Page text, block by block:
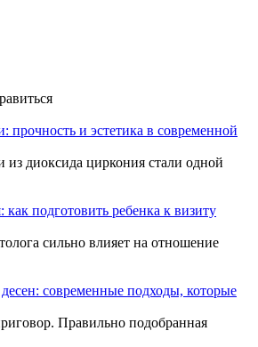
прочность и эстетика в современной
диоксида циркония стали одной
как подготовить ребенка к визиту
сильно влияет на отношение
современные подходы, которые
Правильно подобранная